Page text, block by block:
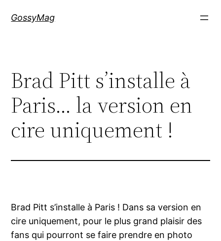
GossyMag
Brad Pitt s’installe à
Paris… la version en
cire uniquement !
Brad Pitt s’installe à Paris ! Dans sa version en
cire uniquement, pour le plus grand plaisir des
fans qui pourront se faire prendre en photo